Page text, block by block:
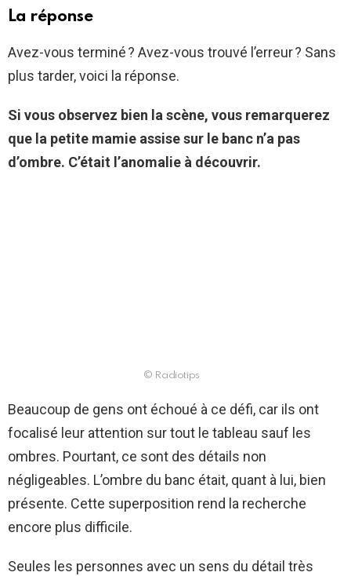
La réponse
Avez-vous terminé ? Avez-vous trouvé l’erreur ? Sans
plus tarder, voici la réponse.
Si vous observez bien la scène, vous remarquerez
que la petite mamie assise sur le banc n’a pas
d’ombre. C’était l’anomalie à découvrir.
© Radiotips
Beaucoup de gens ont échoué à ce défi, car ils ont
focalisé leur attention sur tout le tableau sauf les
ombres. Pourtant, ce sont des détails non
négligeables. L’ombre du banc était, quant à lui, bien
présente. Cette superposition rend la recherche
encore plus difficile.
Seules les personnes avec un sens du détail très